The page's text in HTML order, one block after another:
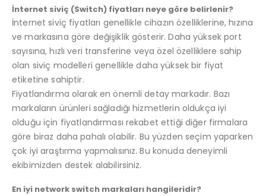
İnternet siviç (Switch) fiyatları neye göre belirlenir?
İnternet siviç fiyatları genellikle cihazın özelliklerine, hızına
ve markasına göre değişiklik gösterir. Daha yüksek port
sayısına, hızlı veri transferine veya özel özelliklere sahip
olan siviç modelleri genellikle daha yüksek bir fiyat
etiketine sahiptir.
Fiyatlandırma olarak en önemli detay markadır. Bazı
markaların ürünleri sağladığı hizmetlerin oldukça iyi
olduğu için fiyatlandırması rekabet ettiği diğer firmalara
göre biraz daha pahalı olabilir. Bu yüzden seçim yaparken
çok iyi araştırma yapmalısınız. Bu konuda deneyimli
ekibimizden destek alabilirsiniz.
En iyi network switch markaları hangileridir?